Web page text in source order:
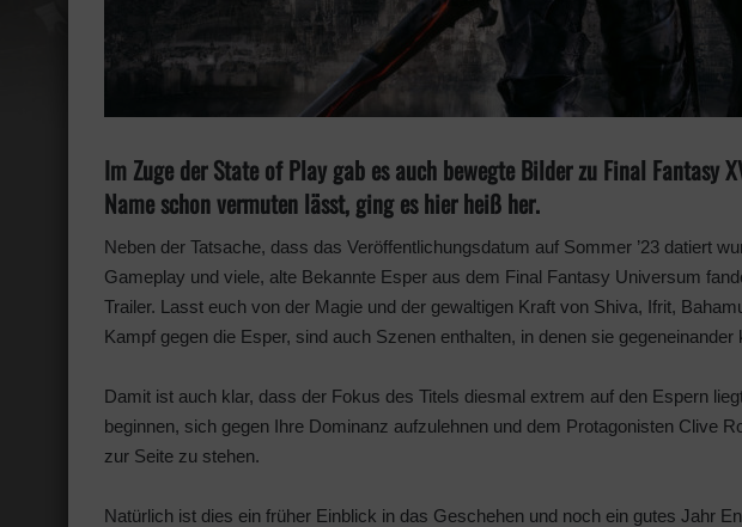
Im Zuge der State of Play gab es auch bewegte Bilder zu Final Fantasy
Name schon vermuten lässt, ging es hier heiß her.
Neben der Tatsache, dass das Veröffentlichungsdatum auf Sommer ’23 datiert
Gameplay und viele, alte Bekannte Esper aus dem Final Fantasy Universum
Trailer. Lasst euch von der Magie und der gewaltigen Kraft von Shiva, Ifrit,
Kampf gegen die Esper, sind auch Szenen enthalten, in denen sie gegeneinander
Damit ist auch klar, dass der Fokus des Titels diesmal extrem auf den Espern
beginnen, sich gegen Ihre Dominanz aufzulehnen und dem Protagonisten Clive
zur Seite zu stehen.
Natürlich ist dies ein früher Einblick in das Geschehen und noch ein gutes Jahr